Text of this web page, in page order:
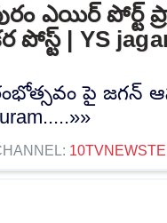
ఎయిర్ పోర్ట్
పోస్ట్ | YS
పై జగన్